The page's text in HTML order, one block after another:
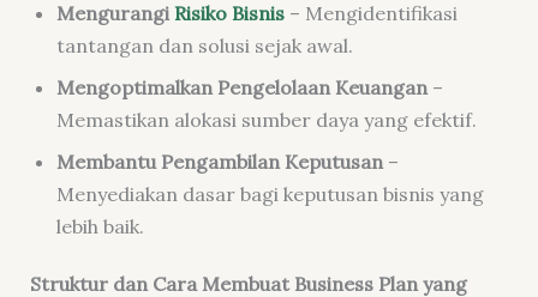
Mengurangi Risiko Bisnis– Mengidentifikasi
tantangan dan solusi sejak awal.
Mengoptimalkan Pengelolaan Keuangan–
Memastikan alokasi sumber daya yang efektif.
Membantu Pengambilan Keputusan–
Menyediakan dasar bagi keputusan bisnis yang
lebih baik.
Struktur dan Cara Membuat Business Plan yang